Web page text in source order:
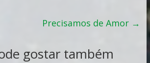
Precisamos de Amor →
gostar também